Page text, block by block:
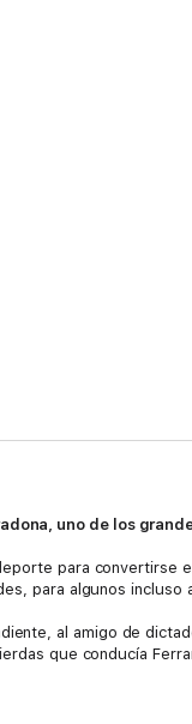
uno de los
para convertirse
para algunos
al amigo de
que conducía